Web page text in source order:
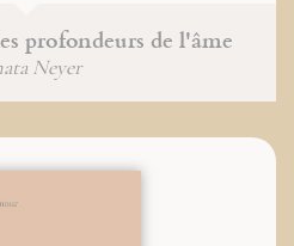
profondeurs de l'âme
Neyer